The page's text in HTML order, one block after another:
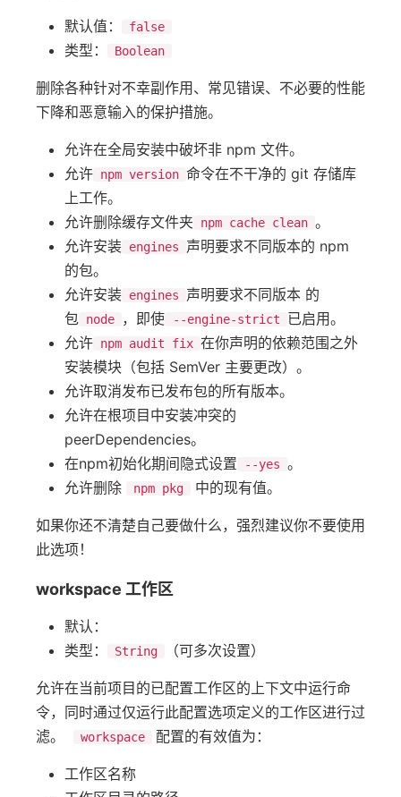
默认值： false
类型： Boolean
删除各种针对不幸副作用、常见错误、不必要的性能
下降和恶意输入的保护措施。
允许在全局安装中破坏非 npm 文件。
允许 npm version 命令在不干净的 git 存储库
上工作。
允许删除缓存文件夹
npm cache clean 。
允许安装 engines
声明要求不同版本的 npm
的包。
允许安装 engines
声明要求不同版本 的
包 node ，即使 --engine-strict
已启用。
允许 npm audit fix 在你声明的依赖范围之外
安装模块（包括 SemVer 主要更改）。
允许取消发布已发布包的所有版本。
允许在根项目中安装冲突的
peerDependencies。
在npm初始化期间隐式设置
--yes 。
允许删除
npm pkg 中的现有值。
如果你还不清楚自己要做什么，强烈建议你不要使用
此选项！
workspace 工作区
默认：
类型：
String （可多次设置）
允许在当前项目的已配置工作区的上下文中运行命
令，同时通过仅运行此配置选项定义的工作区进行过
滤。
workspace 配置的有效值为：
工作区名称